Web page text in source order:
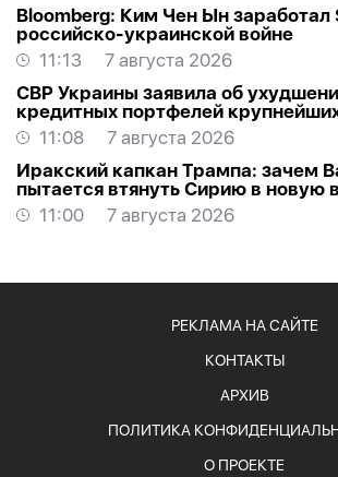
Bloomberg: Ким Чен Ын заработал
российско-украинской войне
11:13
7 августа 2026
СВР Украины заявила об
кредитных портфелей
России
11:08
7 августа 2026
Иракский капкан Трампа: зачем
пытается втянуть Сирию в новую
АНАЛИТИКА
11:00 7 августа 2026
РЕКЛАМА НА САЙТЕ
КОНТАКТЫ
АРХИВ
ПОЛИТИКА
О ПРОЕКТЕ